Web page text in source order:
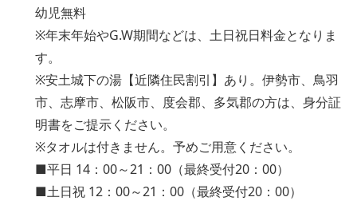
幼児無料
※年末年始やG.W期間などは、土日祝日料金となりま
す。
※安土城下の湯【近隣住民割引】あり。伊勢市、鳥羽
市、志摩市、松阪市、度会郡、多気郡の方は、身分証
明書をご提示ください。
※タオルは付きません。予めご用意ください。
■平日 14：00～21：00（最終受付20：00）
■土日祝 12：00～21：00（最終受付20：00）